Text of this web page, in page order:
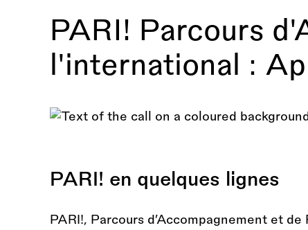
PARI! Parcours
l'international :
PARI! en quelques lignes
PARI!, Parcours d’Accompagnement et